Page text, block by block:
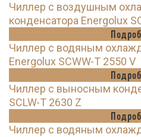
Чиллер с воздушным
конденсатора Energolux
Чиллер с водяным
Energolux SCWW-T 2550 V
Чиллер с выносным
SCLW-T 2630 Z
Чиллер с водяным